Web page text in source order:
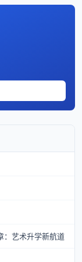
：艺术升学新航道